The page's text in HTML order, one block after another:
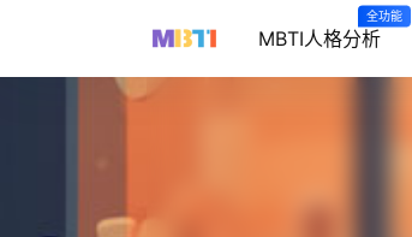
MBTI人格分析
全功能